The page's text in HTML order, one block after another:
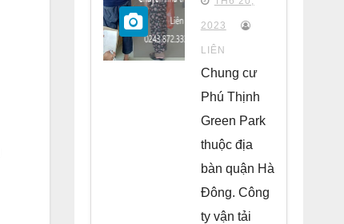
chung
cư Phú
Thịnh
Green
Park Hà
Đông
2023
LIÊN
Chung cư
Phú Thịnh
Green Park
thuộc địa
bàn quận Hà
Đông. Công
ty vận tải